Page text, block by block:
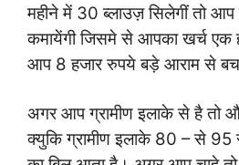
महीने में 30 ब्लाउज़ सिलेगीं तो
कमायेंगी जिसमे से आपका खर्च एक
आप 8 हजार रुपये बड़े आराम से
अगर आप ग्रामीण इलाके से है तो
क्युकि ग्रामीण इलाके 80 – से 95